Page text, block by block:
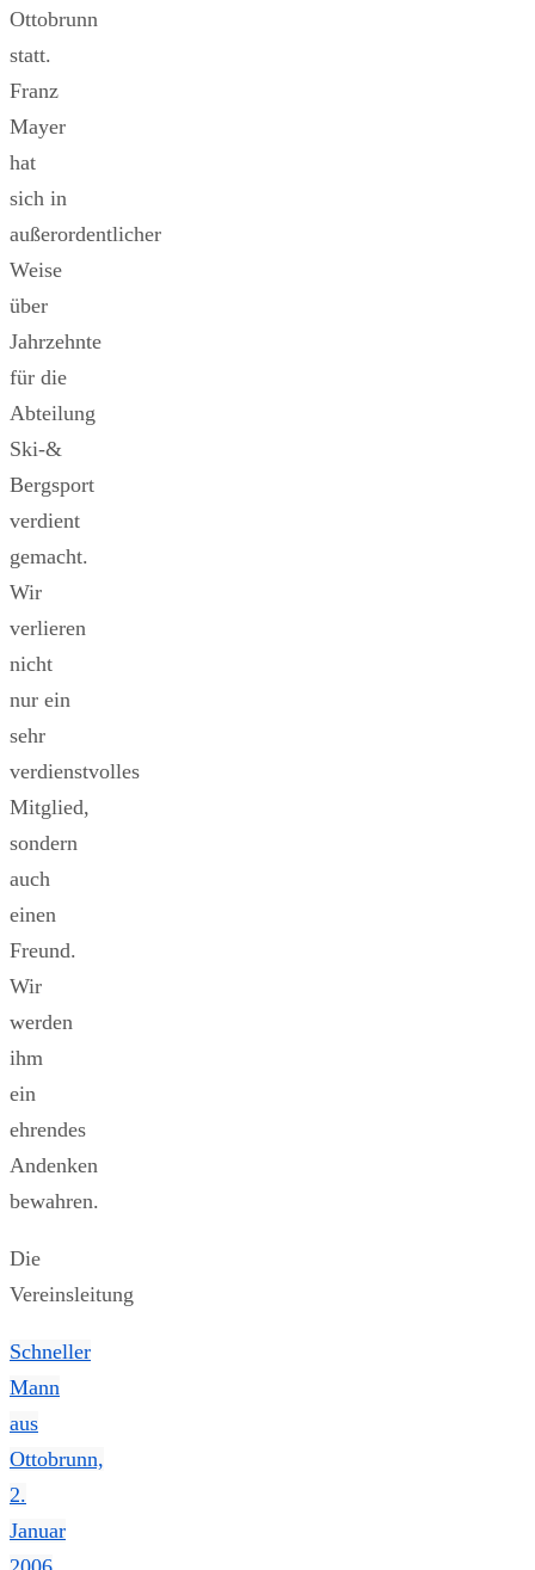
Ottobrunn
statt.
Franz
Mayer
hat
sich in
außerordentlicher
Weise
über
Jahrzehnte
für die
Abteilung
Ski-&
Bergsport
verdient
gemacht.
Wir
verlieren
nicht
nur ein
sehr
verdienstvolles
Mitglied,
sondern
auch
einen
Freund.
Wir
werden
ihm
ein
ehrendes
Andenken
bewahren.
Die
Vereinsleitung
Schneller
Mann
aus
Ottobrunn,
2.
Januar